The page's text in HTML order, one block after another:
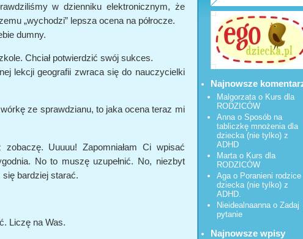
w dzienniku elektronicznym, że
„wychodzi” lepsza ocena na półrocze.
dumny.
Chciał potwierdzić swój sukces.
lekcji geografii zwraca się do nauczycielki
ze sprawdzianu, to jaka ocena teraz mi
zobaczę. Uuuuu! Zapomniałam Ci wpisać
No to muszę uzupełnić. No, niezbyt
bardziej starać.
Liczę na Was.
Najnowsze
Malgorzatao Kurs dla
RODZICÓW
Anna o Sposób na
tabliczkę mnożenia dla
dziecka (nie tylko) z
ADHD
Marta o Kurs dla
RODZICÓW
Aga o Poranieni rodzice
dziecka (nie tylko) z
ADHD.
Nieidealnaannao Zadaj
pytanie
Najnowsze wpisy